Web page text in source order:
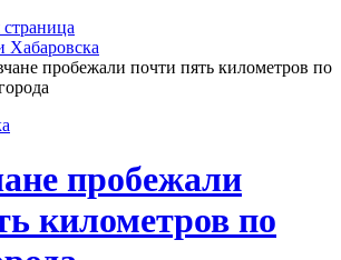
страница
Хабаровска
пробежали почти пять километров по
пробежали
километров по